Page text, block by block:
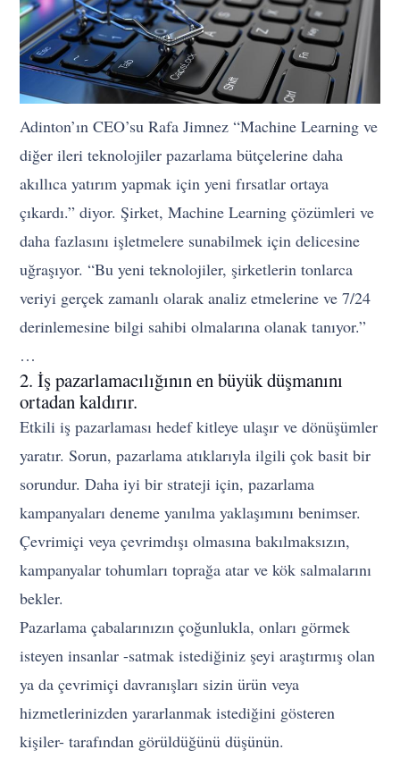
Adinton’ın CEO’su Rafa Jimnez “Machine Learning ve
diğer ileri teknolojiler pazarlama bütçelerine daha
akıllıca yatırım yapmak için yeni fırsatlar ortaya
çıkardı.” diyor. Şirket, Machine Learning çözümleri ve
daha fazlasını işletmelere sunabilmek için delicesine
uğraşıyor. “Bu yeni teknolojiler, şirketlerin tonlarca
veriyi gerçek zamanlı olarak analiz etmelerine ve 7/24
derinlemesine bilgi sahibi olmalarına olanak tanıyor.”
…
2. İş pazarlamacılığının en büyük düşmanını
ortadan kaldırır.
Etkili iş pazarlaması hedef kitleye ulaşır ve dönüşümler
yaratır. Sorun, pazarlama atıklarıyla ilgili çok basit bir
sorundur. Daha iyi bir strateji için, pazarlama
kampanyaları deneme yanılma yaklaşımını benimser.
Çevrimiçi veya çevrimdışı olmasına bakılmaksızın,
kampanyalar tohumları toprağa atar ve kök salmalarını
bekler.
Pazarlama çabalarınızın çoğunlukla, onları görmek
isteyen insanlar -satmak istediğiniz şeyi araştırmış olan
ya da çevrimiçi davranışları sizin ürün veya
hizmetlerinizden yararlanmak istediğini gösteren
kişiler- tarafından görüldüğünü düşünün.